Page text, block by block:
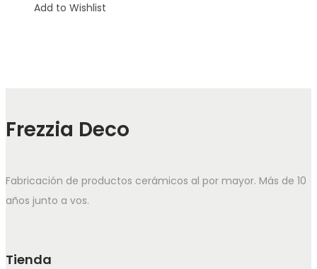
Add to Wishlist
Frezzia Deco
Fabricación de productos cerámicos al por mayor. Más de 10
años junto a vos.
Tienda